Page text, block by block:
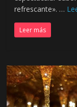
refrescante». …
Leer más